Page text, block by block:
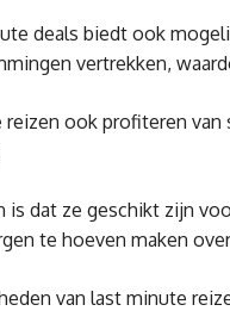
deals biedt ook
vertrekken,
ook profiteren
dat ze geschikt zijn
te hoeven maken
van last minute